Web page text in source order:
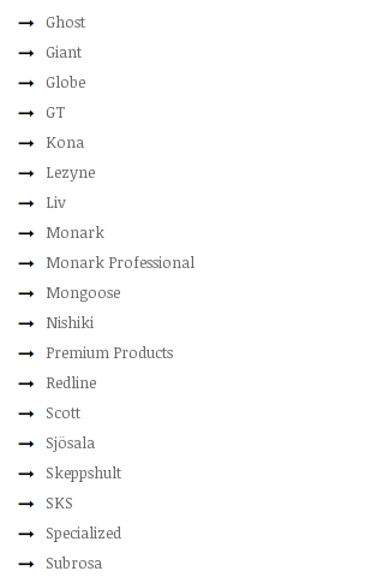
Ghost
Giant
Globe
GT
Kona
Lezyne
Liv
Monark
Monark Professional
Mongoose
Nishiki
Premium Products
Redline
Scott
Sjösala
Skeppshult
SKS
Specialized
Subrosa